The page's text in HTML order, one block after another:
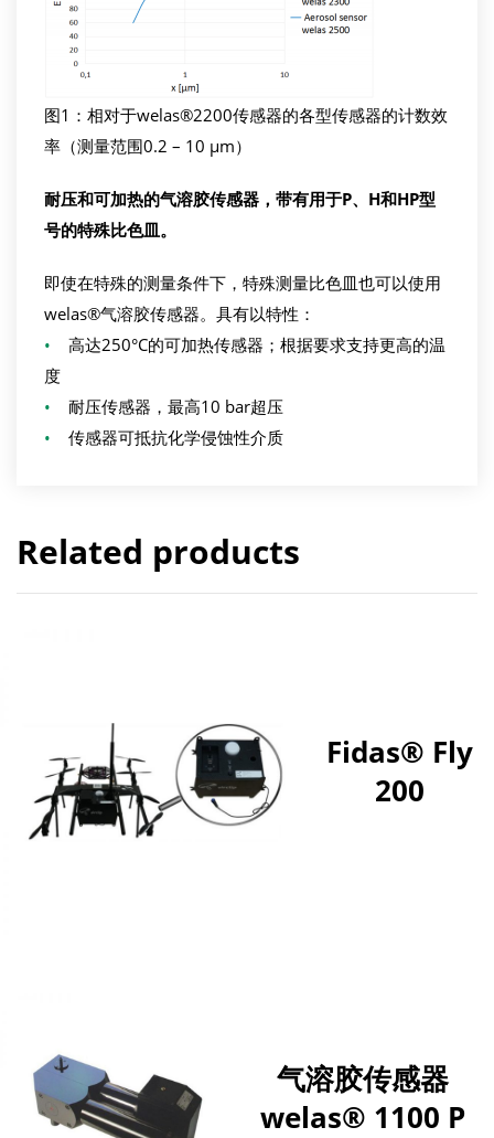
图1：相对于welas®2200传感器的各型传感器的计数效
率（测量范围0.2 – 10 µm）
耐压和可加热的气溶胶传感器，带有用于P、 H和HP型
号的特殊比色皿。
即使在特殊的测量条件下，特殊测量比色皿也可以使用
welas®气溶胶传感器。具有以特性：
• 高达250°C的可加热传感器；根据要求支持更高的温
度
• 耐压传感器，最高10 bar超压
• 传感器可抵抗化学侵蚀性介质
Related products
Fidas® Fly
200
气溶胶传感器
welas® 1100 P